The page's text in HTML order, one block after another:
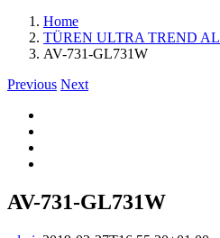
Home
TÜREN ULTRA TREND AL
AV-731-GL731W
Previous Next
AV-731-GL731W